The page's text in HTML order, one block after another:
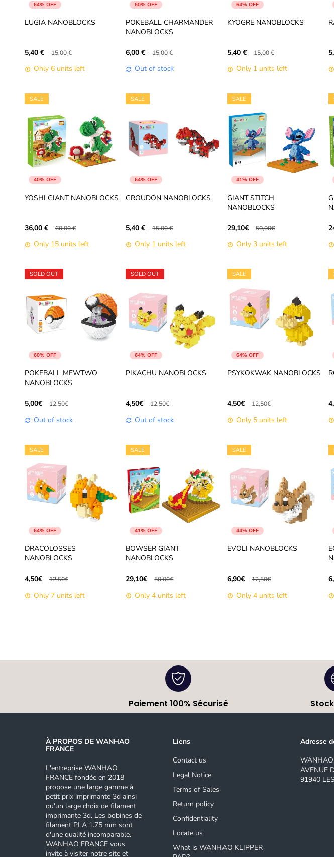
64% OFF
LUGIA NANOBLOCKS
5,40 € 15,00 €
Only 6 units left
60% OFF
POKEBALL CHARMANDER
NANOBLOCKS
6,00 € 15,00 €
Out of stock
64% OFF
KYOGRE NANOBLOCKS
5,40 € 15,00 €
Only 1 units left
40% OFF
SALE
YOSHI GIANT NANOBLOCKS
36,00 € 60,00 €
Only 15 units left
64% OFF
SALE
GROUDON NANOBLOCKS
5,40 € 15,00 €
Only 1 units left
41% OFF
SALE
GIANT STITCH
NANOBLOCKS
29,10€ 50,00€
Only 3 units left
60% OFF
SOLD OUT
POKEBALL MEWTWO
NANOBLOCKS
5,00€ 12,50€
Out of stock
64% OFF
SOLD OUT
PIKACHU NANOBLOCKS
4,50€ 12,50€
Out of stock
64% OFF
SALE
PSYKOKWAK NANOBLOCKS
4,50€ 12,50€
Only 5 units left
64% OFF
SALE
DRACOLOSSES
NANOBLOCKS
4,50€ 12,50€
Only 7 units left
41% OFF
SALE
BOWSER GIANT
NANOBLOCKS
29,10€ 50,00€
Only 4 units left
44% OFF
SALE
EVOLI NANOBLOCKS
6,90€ 12,50€
Only 4 units left
Paiement 100% Sécurisé
À PROPOS DE WANHAO
FRANCE
L'entreprise WANHAO
FRANCE fondée en 2018
propose une large gamme à
petit prix imprimante 3d ainsi
qu'un large choix de filament
imprimante 3d. Les bobines de
filament PLA 1.75 mm sont
d'une qualité incomparable.
WANHAO FRANCE vous
invite à visiter notre site et
Liens
Contact us
Legal Notice
Terms of Sales
Return policy
Confidentiality
Locate us
What is WANHAO KLIPPER
Adresse
WANHAO
AVENUE
91940